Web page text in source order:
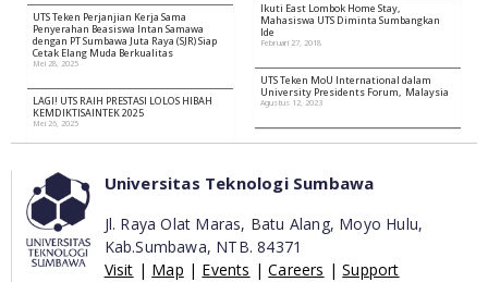
UTS Teken Perjanjian Kerja Sama
Penyerahan Beasiswa Intan Samawa
dengan PT Sumbawa Juta Raya (SJR) Siap
Cetak Elang Muda Berkualitas
Mei 28, 2025
LAGI! UTS RAIH PRESTASI LOLOS HIBAH
KEMDIKTISAINTEK 2025
Mei 26, 2025
Ikuti East Lombok Home Stay,
Mahasiswa UTS Diminta Sumbangkan
Ide
Februari 27, 2018
UTS Teken MoU International dalam
University Presidents Forum, Malaysia
Agustus 12, 2023
Universitas Teknologi Sumbawa
Jl. Raya Olat Maras, Batu Alang, Moyo Hulu,
Kab.Sumbawa, NTB. 84371
Visit | Map | Events |Careers |Support